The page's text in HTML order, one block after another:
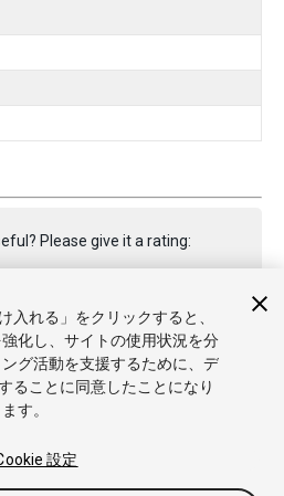
Please give it a rating:
page
入れる」をクリックすると、
化し、サイトの使用状況を分
グ活動を支援するために、デ
ることに同意したことになり
ます。
設定